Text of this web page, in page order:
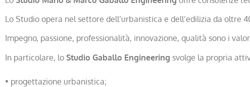
Lo Studio opera nel settore dell’urbanistica e dell’edilizia da oltre
Impegno, passione, professionalità, innovazione, qualità sono i
In particolare, lo Studio Gaballo Engineering svolge la propria
• progettazione urbanistica;